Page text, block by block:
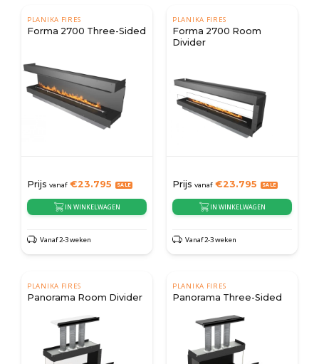
PLANIKA FIRES
Forma 2700 Three-Sided
Prijs vanaf€23.795
IN WINKELWAGEN
Vanaf 2-3 weken
PLANIKA FIRES
Forma 2700 Room
Divider
Prijs vanaf€23.795
IN WINKELWAGEN
Vanaf 2-3 weken
PLANIKA FIRES
Panorama Room Divider
PLANIKA FIRES
Panorama Three-Sided